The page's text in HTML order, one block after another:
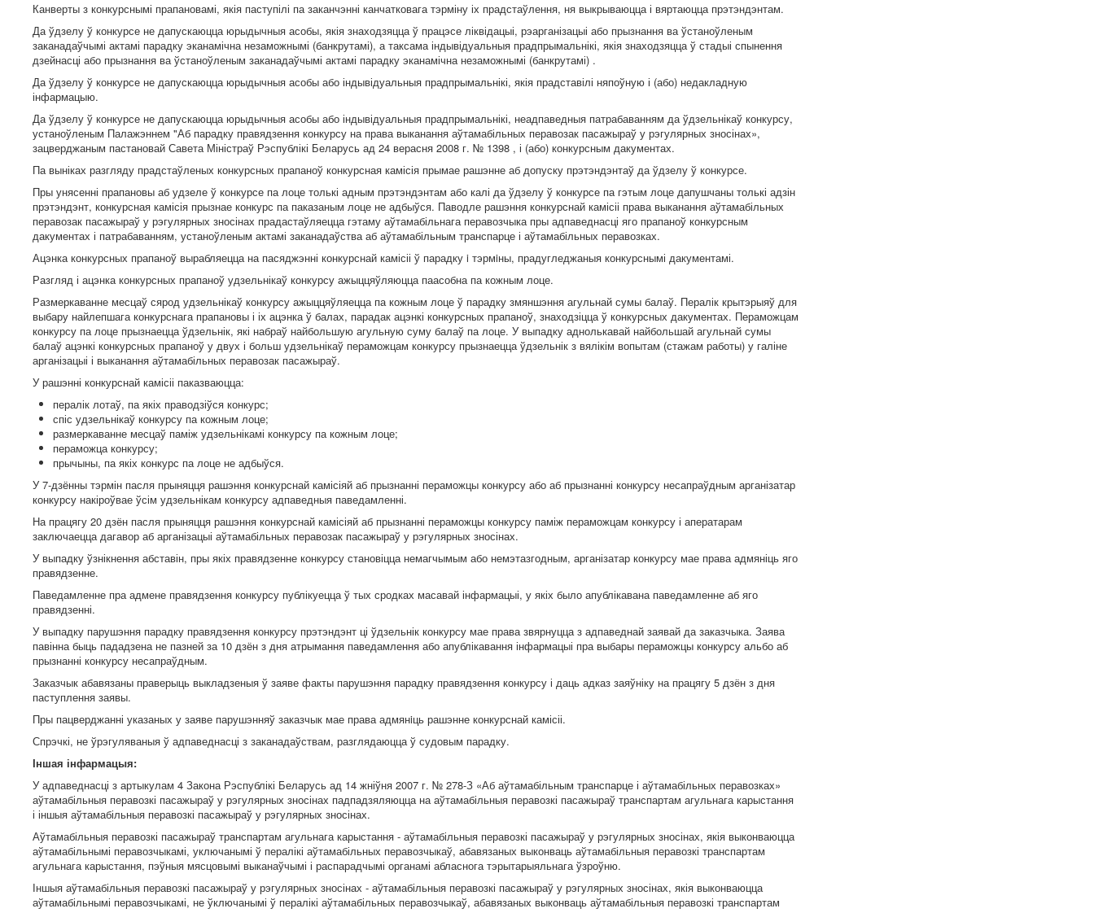
Канверты з конкурснымі прапановамі, якія паступілі па заканчэнні канчатковага тэрміну іх прадстаўлення, ня выкрываюцца і вяртаюцца прэтэндэнтам.
Да ўдзелу ў конкурсе не дапускаюцца юрыдычныя асобы, якія знаходзяцца ў працэсе ліквідацыі, рэарганізацыі або прызнання ва ўстаноўленым
заканадаўчымі актамі парадку эканамічна незаможнымі (банкрутамі), а таксама індывідуальныя прадпрымальнікі, якія знаходзяцца ў стадыі спынення
дзейнасці або прызнання ва ўстаноўленым заканадаўчымі актамі парадку эканамічна незаможнымі (банкрутамі) .
Да ўдзелу ў конкурсе не дапускаюцца юрыдычныя асобы або індывідуальныя прадпрымальнікі, якія прадставілі няпоўную і (або) недакладную
інфармацыю.
Да ўдзелу ў конкурсе не дапускаюцца юрыдычныя асобы або індывідуальныя прадпрымальнікі, неадпаведныя патрабаванням да ўдзельнікаў конкурсу,
устаноўленым Палажэннем "Аб парадку правядзення конкурсу на права выканання аўтамабільных перавозак пасажыраў у рэгулярных зносінах»,
зацверджаным пастановай Савета Міністраў Рэспублікі Беларусь ад 24 верасня 2008 г. № 1398 , і (або) конкурсным дакументах.
Па выніках разгляду прадстаўленых конкурсных прапаноў конкурсная камісія прымае рашэнне аб допуску прэтэндэнтаў да ўдзелу ў конкурсе.
Пры унясенні прапановы аб удзеле ў конкурсе па лоце толькі адным прэтэндэнтам або калі да ўдзелу ў конкурсе па гэтым лоце дапушчаны толькі адзін
прэтэндэнт, конкурсная камісія прызнае конкурс па паказаным лоце не адбыўся. Паводле рашэння конкурснай камісіі права выканання аўтамабільных
перавозак пасажыраў у рэгулярных зносінах прадастаўляецца гэтаму аўтамабільнага перавозчыка пры адпаведнасці яго прапаноў конкурсным
дакументах і патрабаванням, устаноўленым актамі заканадаўства аб аўтамабільным транспарце і аўтамабільных перавозках.
Ацэнка конкурсных прапаноў вырабляецца на пасяджэнні конкурснай камісіі ў парадку i тэрмiны, прадугледжаныя конкурснымі дакументамі.
Разгляд і ацэнка конкурсных прапаноў удзельнікаў конкурсу ажыццяўляюцца паасобна па кожным лоце.
Размеркаванне месцаў сярод удзельнікаў конкурсу ажыццяўляецца па кожным лоце ў парадку змяншэння агульнай сумы балаў. Пералік крытэрыяў для
выбару найлепшага конкурснага прапановы і іх ацэнка ў балах, парадак ацэнкі конкурсных прапаноў, знаходзіцца ў конкурсных дакументах. Пераможцам
конкурсу па лоце прызнаецца ўдзельнік, які набраў найбольшую агульную суму балаў па лоце. У выпадку аднолькавай найбольшай агульнай сумы
балаў ацэнкі конкурсных прапаноў у двух і больш удзельнікаў пераможцам конкурсу прызнаецца ўдзельнік з вялікім вопытам (стажам работы) у галіне
арганізацыі і выканання аўтамабільных перавозак пасажыраў.
У рашэнні конкурснай камісіі паказваюцца:
пералік лотаў, па якіх праводзіўся конкурс;
спіс удзельнікаў конкурсу па кожным лоце;
размеркаванне месцаў паміж удзельнікамі конкурсу па кожным лоце;
пераможца конкурсу;
прычыны, па якіх конкурс па лоце не адбыўся.
У 7-дзённы тэрмін пасля прыняцця рашэння конкурснай камісіяй аб прызнанні пераможцы конкурсу або аб прызнанні конкурсу несапраўдным арганізатар
конкурсу накіроўвае ўсім удзельнікам конкурсу адпаведныя паведамленні.
На працягу 20 дзён пасля прыняцця рашэння конкурснай камісіяй аб прызнанні пераможцы конкурсу паміж пераможцам конкурсу і аператарам
заключаецца дагавор аб арганізацыі аўтамабільных перавозак пасажыраў у рэгулярных зносінах.
У выпадку ўзнікнення абставін, пры якіх правядзенне конкурсу становіцца немагчымым або немэтазгодным, арганізатар конкурсу мае права адмяніць яго
правядзенне.
Паведамленне пра адмене правядзення конкурсу публікуецца ў тых сродках масавай інфармацыі, у якіх было апублікавана паведамленне аб яго
правядзенні.
У выпадку парушэння парадку правядзення конкурсу прэтэндэнт ці ўдзельнік конкурсу мае права звярнуцца з адпаведнай заявай да заказчыка. Заява
павінна быць пададзена не пазней за 10 дзён з дня атрымання паведамлення або апублікавання інфармацыі пра выбары пераможцы конкурсу альбо аб
прызнанні конкурсу несапраўдным.
Заказчык абавязаны праверыць выкладзеныя ў заяве факты парушэння парадку правядзення конкурсу і даць адказ заяўніку на працягу 5 дзён з дня
паступлення заявы.
Пры пацверджанні указаных у заяве парушэнняў заказчык мае права адмянiць рашэнне конкурснай камісіі.
Спрэчкі, не ўрэгуляваныя ў адпаведнасці з заканадаўствам, разглядаюцца ў судовым парадку.
Іншая інфармацыя:
У адпаведнасці з артыкулам 4 Закона Рэспублікі Беларусь ад 14 жніўня 2007 г. № 278-З «Аб аўтамабільным транспарце і аўтамабільных перавозках»
аўтамабільныя перавозкі пасажыраў у рэгулярных зносінах падпадзяляюцца на аўтамабільныя перавозкі пасажыраў транспартам агульнага карыстання
і іншыя аўтамабільныя перавозкі пасажыраў у рэгулярных зносінах.
Аўтамабільныя перавозкі пасажыраў транспартам агульнага карыстання - аўтамабільныя перавозкі пасажыраў у рэгулярных зносінах, якія выконваюцца
аўтамабільнымі перавозчыкамі, уключанымі ў пералікі аўтамабільных перавозчыкаў, абавязаных выконваць аўтамабільныя перавозкі транспартам
агульнага карыстання, пэўныя мясцовымі выканаўчымі і распарадчымі органамі абласнога тэрытарыяльнага ўзроўню.
Іншыя аўтамабільныя перавозкі пасажыраў у рэгулярных зносінах - аўтамабільныя перавозкі пасажыраў у рэгулярных зносінах, якія выконваюцца
аўтамабільнымі перавозчыкамі, не ўключанымі ў пералікі аўтамабільных перавозчыкаў, абавязаных выконваць аўтамабільныя перавозкі транспартам